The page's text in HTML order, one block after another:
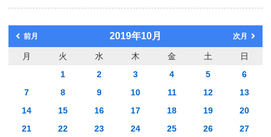
前月 2019年10月 次月
月 火 水 木 金 土
日
1
2 3 4 5
6
7
8 9 10 11 12
13
14
15 16 17 18 19
20
21
22 23 24 25 26
27